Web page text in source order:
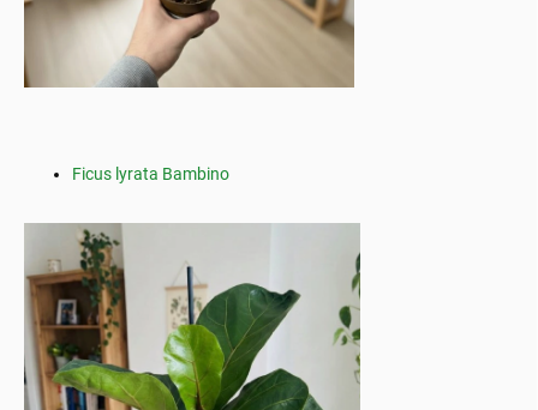
Ficus lyrata Bambino